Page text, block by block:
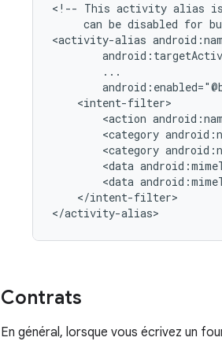
<!-- This activity alias is
can be disabled for
<activity-alias
<action
<category
<category
<data
<data
</intent-filter>
</activity-alias>
Contrats
En général, lorsque vous écrivez un